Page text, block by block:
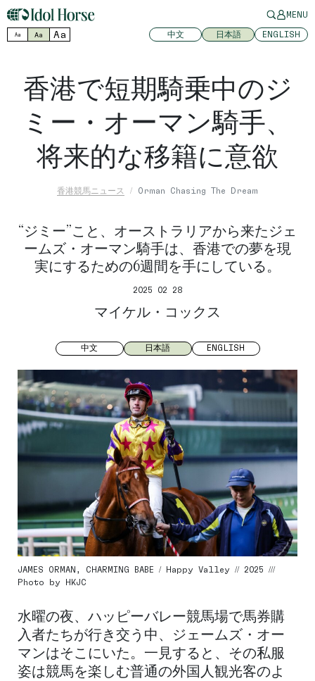
MENU
Aa Aa Aa 中文 日本語 ENGLISH
香港で短期騎乗中のジ
ミー・オーマン騎手、
将来的な移籍に意欲
香港競馬ニュース Orman Chasing The Dream
“ジミー”こと、オーストラリアから来たジェ
ームズ・オーマン騎手は、香港での夢を現
実にするための6週間を手にしている。
2025 02 28
マイケル・コックス
中文 日本語 ENGLISH
JAMES ORMAN, CHARMING BABE / Happy Valley // 2025 ///
Photo by HKJC
水曜の夜、ハッピーバレー競馬場で馬券購
入者たちが行き交う中、ジェームズ・オー
マンはそこにいた。一見すると、その私服
姿は競馬を楽しむ普通の外国人観光客のよ